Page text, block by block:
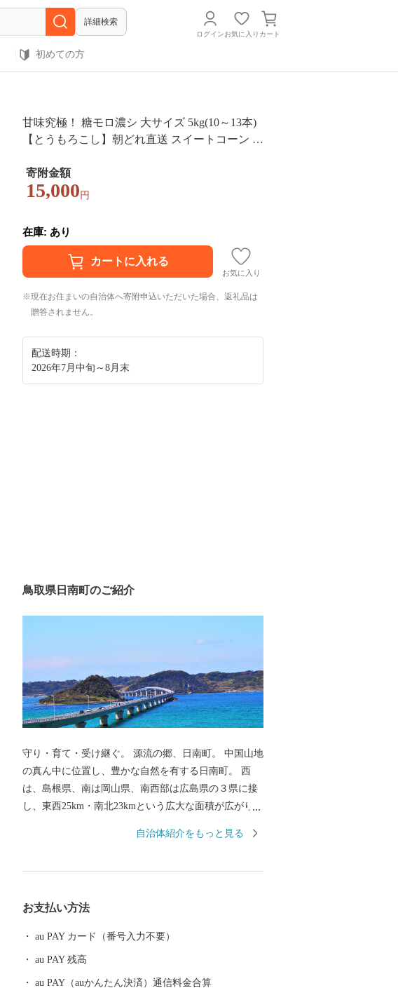
詳細検索
ログインお気に入り カート
初めての方
甘味究極！ 糖モロ濃シ 大サイズ 5kg(10～13本)
【とうもろこし】朝どれ直送 スイートコーン 産
星の農園
寄附金額
15,000 円
在庫: あり
お気に入り
現在お住まいの自治体へ寄附申込いただいた場合、返礼品は
贈答されません。
配送時期：
2026年7月中旬～8月末
鳥取県日南町のご紹介
守り・育て・受け継ぐ。 源流の郷、日南町。 中国山地
の真ん中に位置し、豊かな自然を有する日南町。 西
は、島根県、南は岡山県、南西部は広島県の３県に接
し、東西25km・南北23kmという広大な面積が広がりま
川、日野川の清澄な水を育くんでいるのが、日南町の
自治体紹介をもっと見る
お支払い方法
au PAY カード（番号入力不要）
au PAY 残高
au PAY（auかんたん決済）通信料金合算